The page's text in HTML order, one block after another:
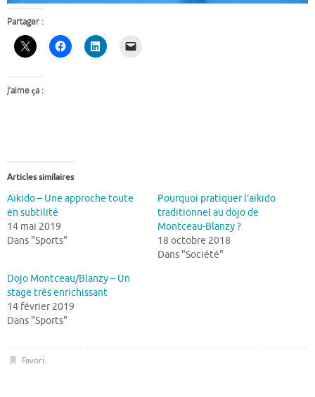
Partager :
J’aime ça :
Articles similaires
Aïkido – Une approche toute
en subtilité
14 mai 2019
Dans "Sports"
Pourquoi pratiquer l’aïkido
traditionnel au dojo de
Montceau-Blanzy ?
18 octobre 2018
Dans "Société"
Dojo Montceau/Blanzy – Un
stage très enrichissant
14 février 2019
Dans "Sports"
Favori.